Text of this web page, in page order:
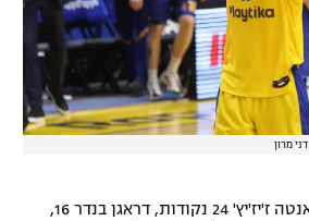
דני מרון
אנטה ז'יז'יץ' 24 נקודות, דראגן בנדר 16,